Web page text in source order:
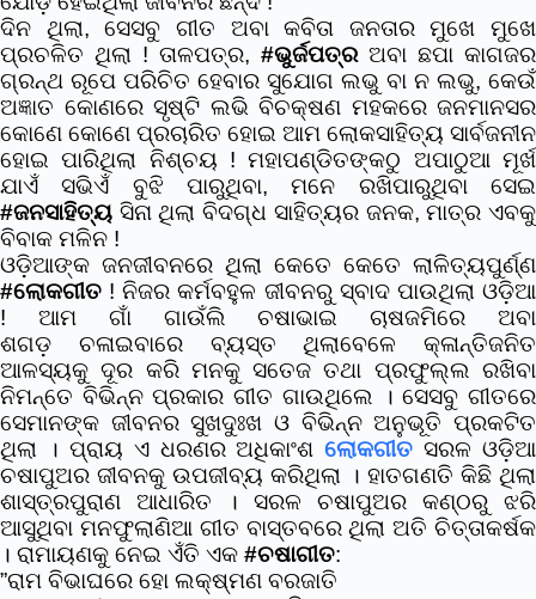
ଦିନ ଥିଲା, ସେସବୁ ଗୀତ ଅବା କବିତା ଜନତାର ମୁଖେ ମୁଖେ
ପ୍ରଚଳିତ ଥିଲା ! ତାଳପତ୍ର, #ଭୁର୍ଜପତ୍ର ଅବା ଛପା କାଗଜର
ଗ୍ରନ୍ଥ ରୂପେ ପରିଚିତ ହେବାର ସୁଯୋଗ ଲଭୁ ବା ନ ଲଭୁ, କେଉଁ
ଅଜ୍ଞାତ କୋଣରେ ସୃଷ୍ଟି ଲଭି ବିଚକ୍ଷଣ ମହକରେ ଜନମାନସର
କୋଣେ କୋଣେ ପ୍ରଚାରିତ ହୋଇ ଆମ ଲୋକସାହିତ୍ୟ ସାର୍ବଜନୀନ
ହୋଇ ପାରିଥିଲା ନିଶ୍ଚୟ ! ମହାପଣ୍ଡିତଙ୍କଠୁ ଅପାଠୁଆ ମୂର୍ଖ
ଯାଏଁ ସଭିଏଁ ବୁଝି ପାରୁଥିବା, ମନେ ରଖିପାରୁଥିବା ସେଇ
#ଜନସାହିତ୍ୟ ସିନା ଥିଲା ବିଦଗ୍ଧ ସାହିତ୍ୟର ଜନକ, ମାତ୍ର ଏବକୁ
ବିବାକ ମଳିନ !
ଓଡ଼ିଆଙ୍କ ଜନଜୀବନରେ ଥିଲା କେତେ କେତେ ଲାଳିତ୍ୟପୁର୍ଣ୍ଣ
#ଲୋକଗୀତ ! ନିଜର କର୍ମବହୁଳ ଜୀବନରୁ ସ୍ବାଦ ପାଉଥିଲା ଓଡ଼ିଆ
! ଆମ ଗାଁ ଗାଉଁଲି ଚଷାଭାଇ ଚାଷଜମିରେ ଅବା
ଶଗଡ଼ ଚଳାଇବାରେ ବ୍ୟସ୍ତ ଥିଲାବେଳେ କ୍ଳାନ୍ତିଜନିତ
ଆଳସ୍ୟକୁ ଦୂର କରି ମନକୁ ସତେଜ ତଥା ପ୍ରଫୁଲ୍ଲ ରଖିବା
ନିମନ୍ତେ ବିଭିନ୍ନ ପ୍ରକାର ଗୀତ ଗାଉଥିଲେ । ସେସବୁ ଗୀତରେ
ସେମାନଙ୍କ ଜୀବନର ସୁଖଦୁଃଖ ଓ ବିଭିନ୍ନ ଅନୁଭୂତି ପ୍ରକଟିତ
ଥିଲା । ପ୍ରାୟ ଏ ଧରଣର ଅଧିକାଂଶଲୋକଗୀତ ସରଳ ଓଡ଼ିଆ
ଚଷାପୁଅର ଜୀବନକୁ ଉପଜୀବ୍ୟ କରିଥିଲା । ହାତଗଣତି କିଛି ଥିଲା
ଶାସ୍ତ୍ରପୁରାଣ ଆଧାରିତ । ସରଳ ଚଷାପୁଅର କଣ୍ଠରୁ ଝରି
ଆସୁଥିବା ମନଫୁଲାଣିଆ ଗୀତ ବାସ୍ତବରେ ଥିଲା ଅତି ଚିତ୍ତାକର୍ଷକ
। ରାମାୟଣକୁ ନେଇ ଏଁତି ଏକ #ଚଷାଗୀତ:
”ରାମ ବିଭାଘରେ ହୋ ଲକ୍ଷ୍ମଣ ବରଜାତି